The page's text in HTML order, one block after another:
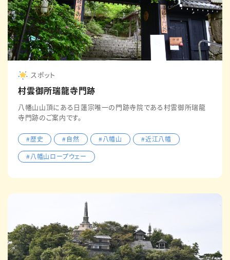
スポット
村雲御所瑞龍寺門跡
八幡山山頂にある日蓮宗唯一の門跡寺院である村雲御所瑞龍
寺門跡のご案内です。
#歴史 #自然 #八幡山
#近江八幡
#八幡山ロープウェー